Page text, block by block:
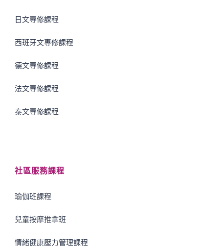
日文專修課程
西班牙文專修課程
德文專修課程
法文專修課程
泰文專修課程
社區服務課程
瑜伽班課程
兒童按摩推拿班
情緒健康壓力管理課程